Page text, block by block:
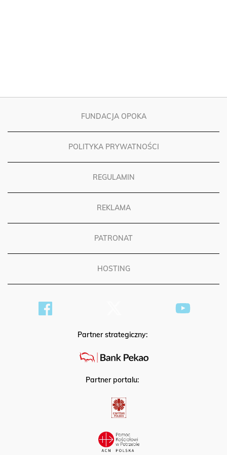
FUNDACJA OPOKA
POLITYKA PRYWATNOŚCI
REGULAMIN
REKLAMA
PATRONAT
HOSTING
Partner strategiczny:
Partner portalu: